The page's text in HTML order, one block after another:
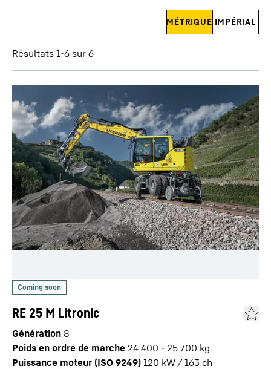
MÉTRIQUE IMPÉRIAL
Résultats 1-6 sur 6
RE 25 M Litronic
Génération 8
Poids en ordre de marche 24 400 - 25 700 kg
Puissance moteur (ISO 9249) 120 kW / 163 ch